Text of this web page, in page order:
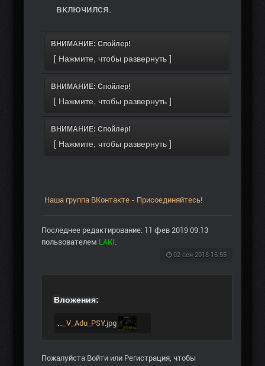
включился.
ВНИМАНИЕ: Спойлер!
ВНИМАНИЕ: Спойлер!
ВНИМАНИЕ: Спойлер!
Наша группа ВКонтакте - Присоединяйтесь!
Последнее редактирование: 11 фев 2019 09:13
пользователем LAKI.
02 сен 2018 16:55
Вложения:
..._V_Adu_PSY.jpg
Пожалуйста Войти или Регистрация, чтобы